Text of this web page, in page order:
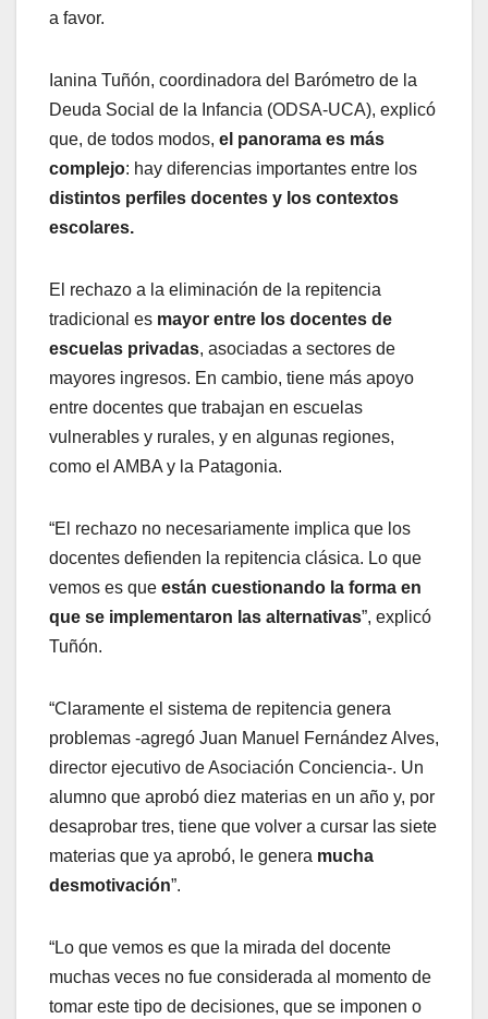
a favor.
Ianina Tuñón, coordinadora del Barómetro de la
Deuda Social de la Infancia (ODSA-UCA), explicó
que, de todos modos, el panorama es más
complejo: hay diferencias importantes entre los
distintos perfiles docentes y los contextos
escolares.
El rechazo a la eliminación de la repitencia
tradicional es mayor entre los docentes de
escuelas privadas, asociadas a sectores de
mayores ingresos. En cambio, tiene más apoyo
entre docentes que trabajan en escuelas
vulnerables y rurales, y en algunas regiones,
como el AMBA y la Patagonia.
“El rechazo no necesariamente implica que los
docentes defienden la repitencia clásica. Lo que
vemos es que están cuestionando la forma en
que se implementaron las alternativas”, explicó
Tuñón.
“Claramente el sistema de repitencia genera
problemas -agregó Juan Manuel Fernández Alves,
director ejecutivo de Asociación Conciencia-. Un
alumno que aprobó diez materias en un año y, por
desaprobar tres, tiene que volver a cursar las siete
materias que ya aprobó, le genera mucha
desmotivación”.
“Lo que vemos es que la mirada del docente
muchas veces no fue considerada al momento de
tomar este tipo de decisiones, que se imponen o